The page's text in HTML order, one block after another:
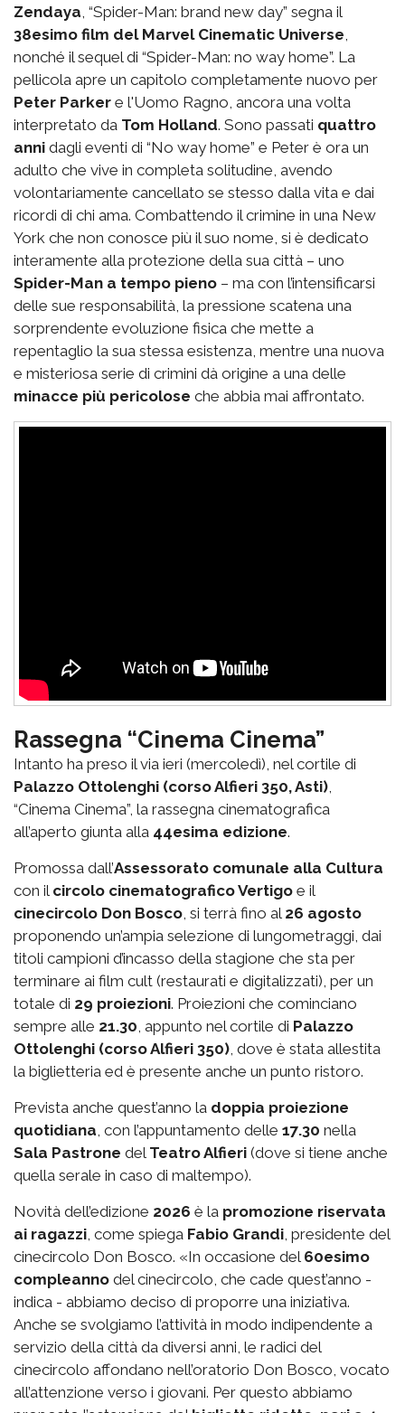
Zendaya, “Spider-Man: brand new day” segna il
38esimo film del Marvel Cinematic Universe,
nonché il sequel di “Spider-Man: no way home”. La
pellicola apre un capitolo completamente nuovo per
Peter Parker e l'Uomo Ragno, ancora una volta
interpretato da Tom Holland. Sono passati quattro
anni dagli eventi di “No way home” e Peter è ora un
adulto che vive in completa solitudine, avendo
volontariamente cancellato se stesso dalla vita e dai
ricordi di chi ama. Combattendo il crimine in una New
York che non conosce più il suo nome, si è dedicato
interamente alla protezione della sua città – uno
Spider-Man a tempo pieno – ma con l’intensificarsi
delle sue responsabilità, la pressione scatena una
sorprendente evoluzione fisica che mette a
repentaglio la sua stessa esistenza, mentre una nuova
e misteriosa serie di crimini dà origine a una delle
minacce più pericolose che abbia mai affrontato.
Rassegna “Cinema Cinema”
Intanto ha preso il via ieri (mercoledì), nel cortile di
Palazzo Ottolenghi (corso Alfieri 350, Asti),
“Cinema Cinema”, la rassegna cinematografica
all’aperto giunta alla 44esima edizione.
Promossa dall’Assessorato comunale alla Cultura
con il circolo cinematografico Vertigo e il
cinecircolo Don Bosco, si terrà fino al 26 agosto
proponendo un’ampia selezione di lungometraggi, dai
titoli campioni d’incasso della stagione che sta per
terminare ai film cult (restaurati e digitalizzati), per un
totale di 29 proiezioni. Proiezioni che cominciano
sempre alle 21.30, appunto nel cortile di Palazzo
Ottolenghi (corso Alfieri 350), dove è stata allestita
la biglietteria ed è presente anche un punto ristoro.
Prevista anche quest’anno la doppia proiezione
quotidiana, con l’appuntamento delle 17.30 nella
Sala Pastrone del Teatro Alfieri (dove si tiene anche
quella serale in caso di maltempo).
Novità dell’edizione 2026 è la promozione riservata
ai ragazzi, come spiega Fabio Grandi, presidente del
cinecircolo Don Bosco. «In occasione del 60esimo
compleanno del cinecircolo, che cade quest’anno -
indica - abbiamo deciso di proporre una iniziativa.
Anche se svolgiamo l’attività in modo indipendente a
servizio della città da diversi anni, le radici del
cinecircolo affondano nell’oratorio Don Bosco, vocato
all’attenzione verso i giovani. Per questo abbiamo